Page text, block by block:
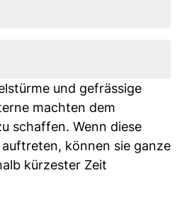
und gefrässige
machten dem
schaffen. Wenn diese
können sie ganze
kürzester Zeit